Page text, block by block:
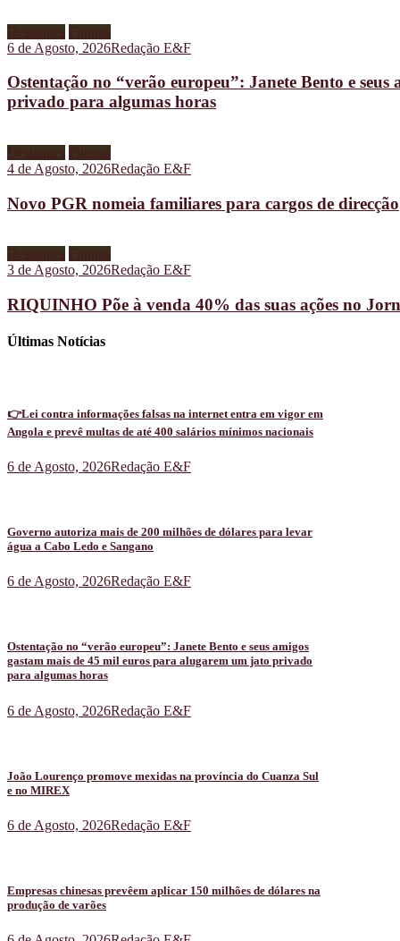
Destaques Figuras
6 de Agosto, 2026Redação E&F
Ostentação no “verão europeu”: Janete Bento e
privado para algumas horas
Destaques Figuras
4 de Agosto, 2026Redação E&F
Novo PGR nomeia familiares para cargos de direcção
Destaques Figuras
3 de Agosto, 2026Redação E&F
RIQUINHO Põe à venda 40% das suas ações no
Últimas Notícias
👉Lei contra informações falsas na internet entra em vigor em
Angola e prevê multas de até 400 salários mínimos nacionais
6 de Agosto, 2026Redação E&F
Governo autoriza mais de 200 milhões de dólares para levar
água a Cabo Ledo e Sangano
6 de Agosto, 2026Redação E&F
Ostentação no “verão europeu”: Janete Bento e seus amigos
gastam mais de 45 mil euros para alugarem um jato privado
para algumas horas
6 de Agosto, 2026Redação E&F
João Lourenço promove mexidas na província do Cuanza Sul
e no MIREX
6 de Agosto, 2026Redação E&F
Empresas chinesas prevêem aplicar 150 milhões de dólares na
produção de varões